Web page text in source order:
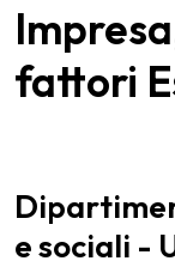
fattori
e sociali -